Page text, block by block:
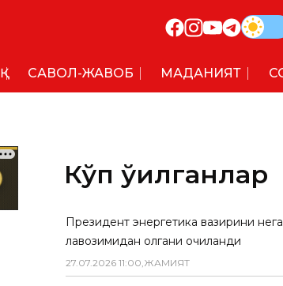
САВОЛ-ЖАВОБ МАДАНИЯТ
Кўп ўқилганлар
Президент энергетика вазирини нега
лавозимидан олгани очиқланди
27.07.2026 11:00,ЖАМИЯТ